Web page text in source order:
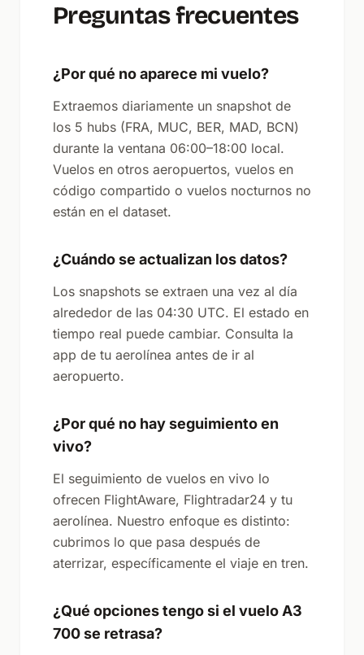
Preguntas frecuentes
¿Por qué no aparece mi vuelo?
Extraemos diariamente un snapshot de
los 5 hubs (FRA, MUC, BER, MAD, BCN)
durante la ventana 06:00–18:00 local.
Vuelos en otros aeropuertos, vuelos en
código compartido o vuelos nocturnos no
están en el dataset.
¿Cuándo se actualizan los datos?
Los snapshots se extraen una vez al día
alrededor de las 04:30 UTC. El estado en
tiempo real puede cambiar. Consulta la
app de tu aerolínea antes de ir al
aeropuerto.
¿Por qué no hay seguimiento en
vivo?
El seguimiento de vuelos en vivo lo
ofrecen FlightAware, Flightradar24 y tu
aerolínea. Nuestro enfoque es distinto:
cubrimos lo que pasa después de
aterrizar, específicamente el viaje en tren.
¿Qué opciones tengo si el vuelo A3
700 se retrasa?